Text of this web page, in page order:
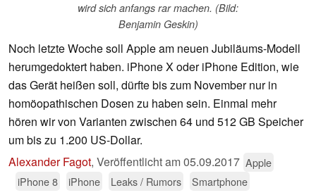
wird sich anfangs rar machen. (Bild:
Benjamin Geskin)
Noch letzte Woche soll Apple am neuen Jubiläums-Modell
herumgedoktert haben. iPhone X oder iPhone Edition, wie
das Gerät heißen soll, dürfte bis zum November nur in
homöopathischen Dosen zu haben sein. Einmal mehr
hören wir von Varianten zwischen 64 und 512 GB Speicher
um bis zu 1.200 US-Dollar.
Alexander Fagot, Veröffentlicht am05.09.2017 Apple
iPhone 8
iPhone Leaks / Rumors Smartphone